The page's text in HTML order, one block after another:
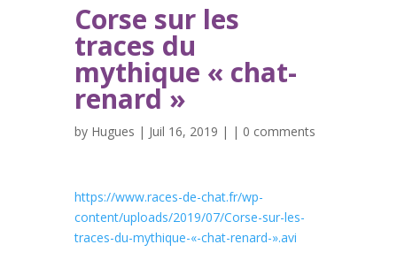
Corse sur les
traces du
mythique « chat-
renard »
by Hugues | Juil 16, 2019 | | 0 comments
https://www.races-de-chat.fr/wp-
content/uploads/2019/07/Corse-sur-les-
traces-du-mythique-«-chat-renard-».avi